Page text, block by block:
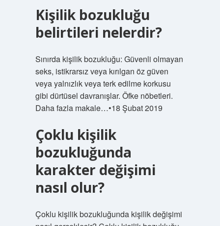
Kişilik bozukluğu
belirtileri nelerdir?
Sınırda kişilik bozukluğu: Güvenli olmayan
seks, istikrarsız veya kırılgan öz güven
veya yalnızlık veya terk edilme korkusu
gibi dürtüsel davranışlar. Öfke nöbetleri.
Daha fazla makale…•18 Şubat 2019
Çoklu kişilik
bozukluğunda
karakter değişimi
nasıl olur?
Çoklu kişilik bozukluğunda kişilik değişimi